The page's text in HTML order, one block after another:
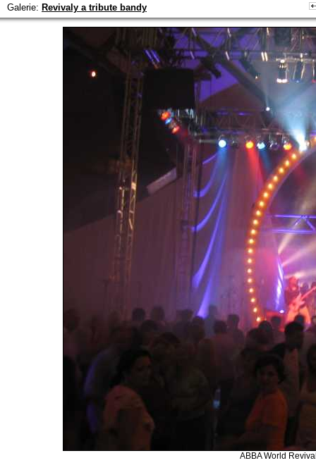
Galerie: Revivaly a tribute bandy
ABBA World